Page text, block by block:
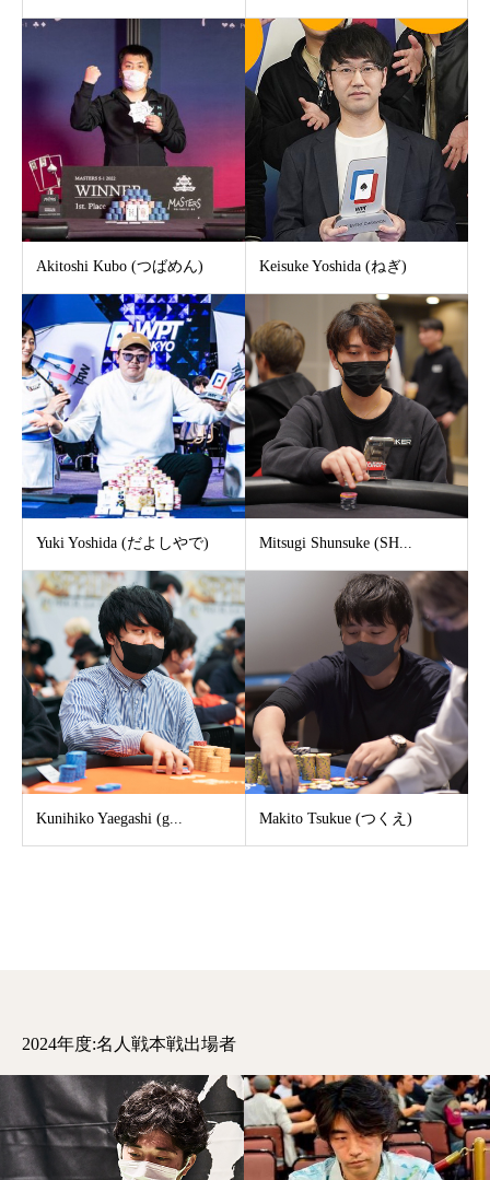
Akitoshi Kubo (つばめん) Keisuke Yoshida (ねぎ)
Yuki Yoshida (だよしやで) Mitsugi Shunsuke (SH...
Kunihiko Yaegashi (g... Makito Tsukue (つくえ)
2024年度:名人戦本戦出場者